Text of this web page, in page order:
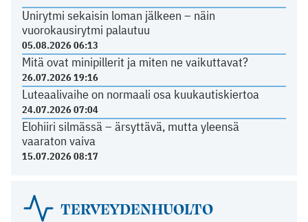
Unirytmi sekaisin loman jälkeen – näin
vuorokausirytmi palautuu
05.08.2026 06:13
Mitä ovat minipillerit ja miten ne vaikuttavat?
26.07.2026 19:16
Luteaalivaihe on normaali osa kuukautiskiertoa
24.07.2026 07:04
Elohiiri silmässä – ärsyttävä, mutta yleensä
vaaraton vaiva
15.07.2026 08:17
TERVEYDENHUOLTO